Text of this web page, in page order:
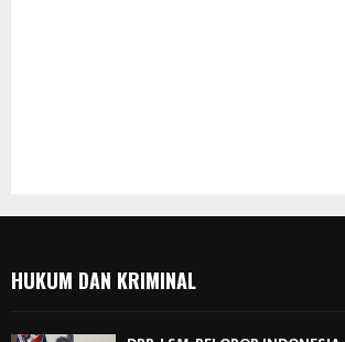
HUKUM DAN KRIMINAL